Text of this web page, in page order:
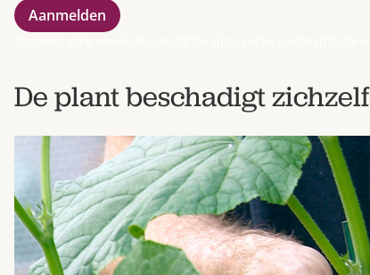
De plant beschadigt zichzelf